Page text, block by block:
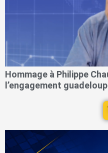
Hommage à Philippe
l’engagement